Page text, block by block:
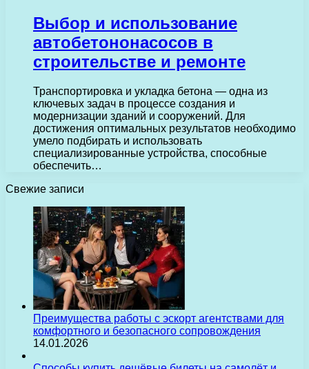
Выбор и использование
автобетононасосов в
строительстве и ремонте
Транспортировка и укладка бетона — одна из
ключевых задач в процессе создания и
модернизации зданий и сооружений. Для
достижения оптимальных результатов необходимо
умело подбирать и использовать
специализированные устройства, способные
обеспечить…
Свежие записи
Преимущества работы с эскорт агентствами для
комфортного и безопасного сопровождения
14.01.2026